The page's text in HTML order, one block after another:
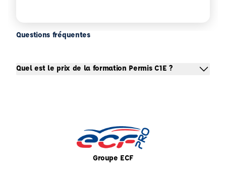
Questions fréquentes
Quel est le prix de la formation Permis C1E ?
Groupe ECF